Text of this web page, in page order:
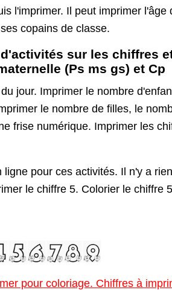
l'imprimer. Il peut imprimer l'âge
copains de classe.
sur les chiffres
(Ps ms gs) et Cp
jour. Imprimer le nombre
le nombre de filles, le
frise numérique. Imprimer les
ligne pour ces activités. Il n'y a
le chiffre 5. Colorier le chiffre
pour coloriage. Chiffres à